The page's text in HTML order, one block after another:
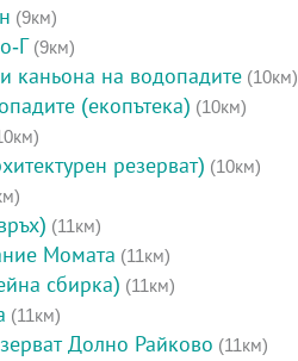
(9км)
Г (9км)
каньона на водопадите (10км)
(екопътека) (10км)
резерват) (10км)
(11км)
Момата (11км)
сбирка) (11км)
(11км)
Долно Райково (11км)